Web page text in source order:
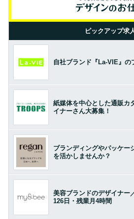
ピックアップ求
自社ブランド『La-VIE』の
紙媒体を中心とした通販カ
イナーさん大募集！
ブランディングやパッケー
を活かしませんか？
美容ブランドのデザイナー
126日・残業月4時間